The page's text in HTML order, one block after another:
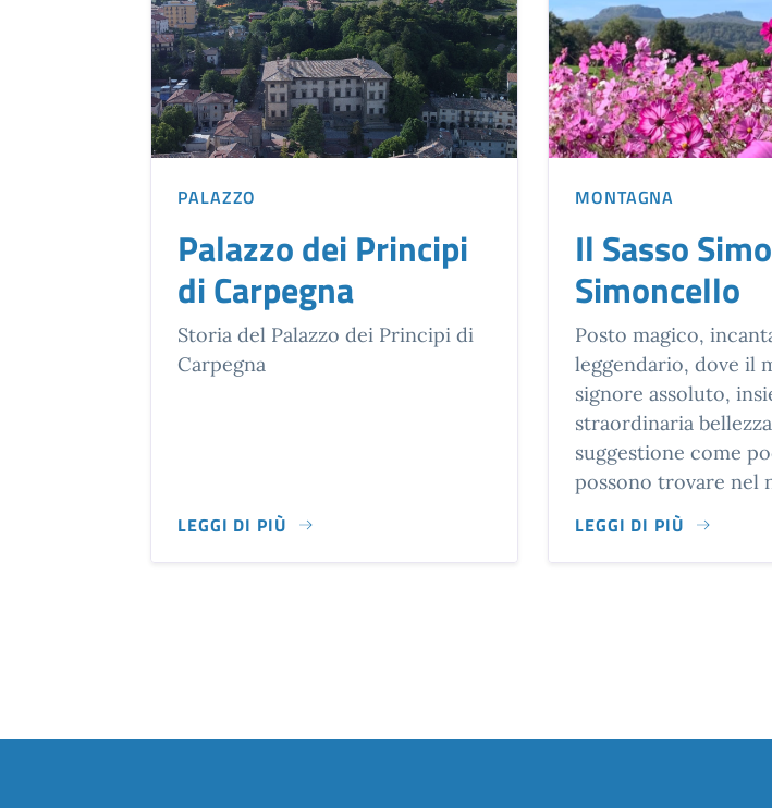
PALAZZO
Palazzo dei Principi
di Carpegna
Storia del Palazzo dei Principi di
Carpegna
LEGGI DI PIÙ
STORIA DEL PALAZZO DEI PRINCIPI DI CARPEGNA
MONTAGNA
Il Sasso
Simoncello
Posto magico,
leggendario, dove il
signore assoluto,
straordinaria
suggestione come
possono trovare nel
LEGGI DI PIÙ
POSTO MAGICO,